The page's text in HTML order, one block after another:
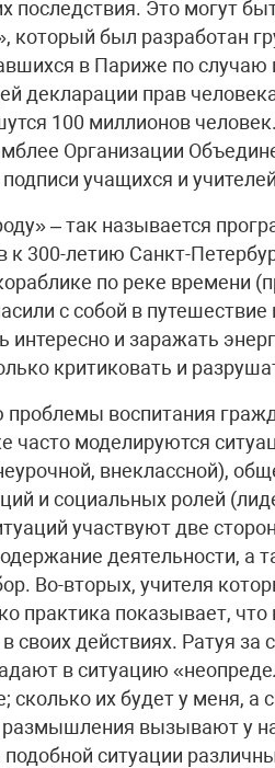
последствия. Это могут
который был разработан
в Париже по случаю
декларации прав
100 миллионов
Организации
учащихся и
– так называется
к 300-летию Санкт-
по реке времени
с собой в
и заражать
критиковать и
воспитания
часто моделируются
внеклассной),
и социальных ролей
участвуют две
деятельности, а
Во-вторых, учителя
практика показывает, что
действиях. Ратуя за
в ситуацию
сколько их будет у меня, а
вызывают у
ситуации